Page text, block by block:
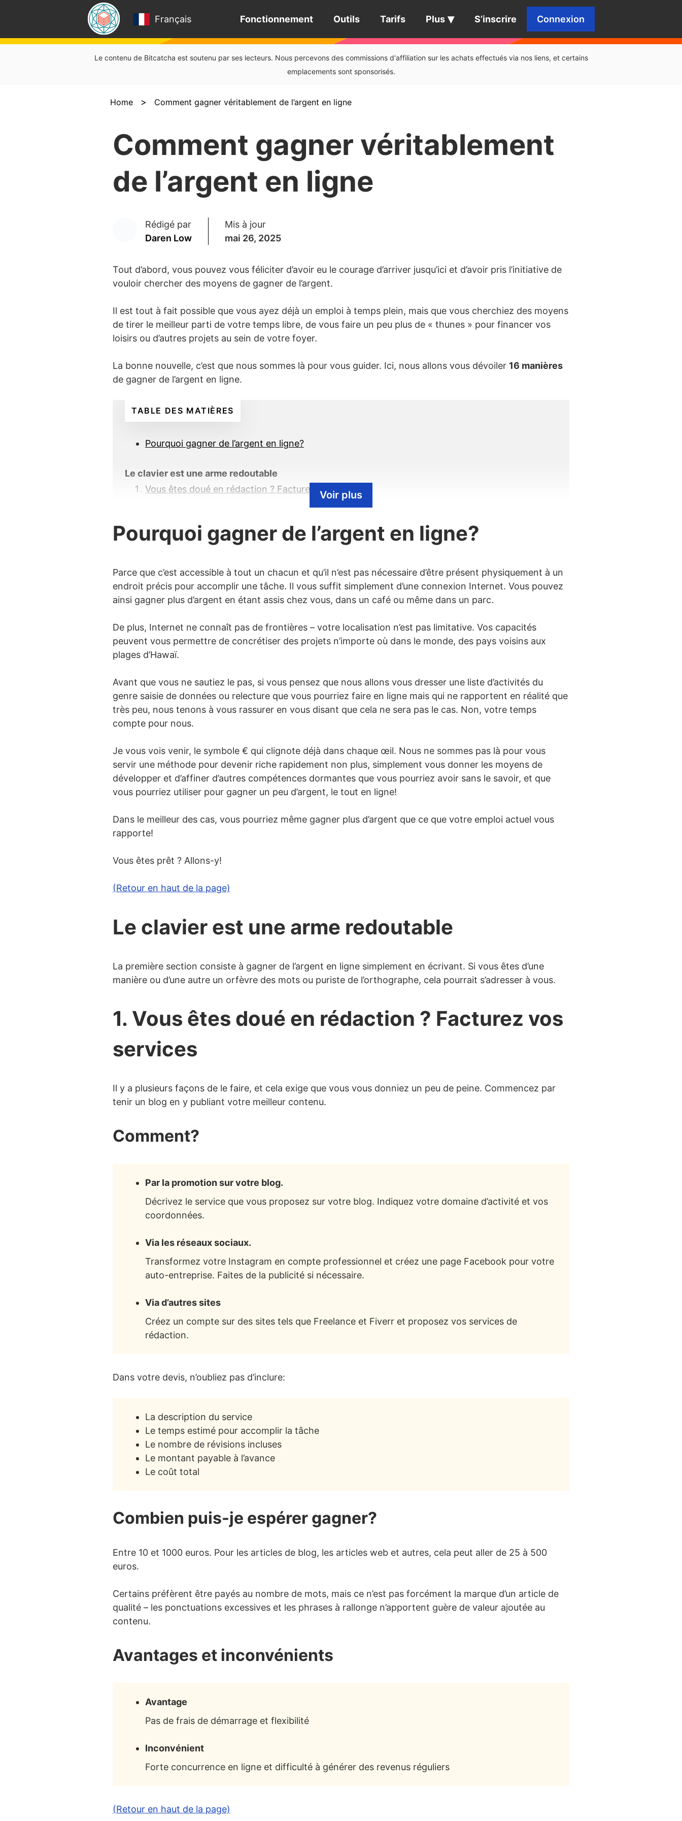
Français Fonctionnement Outils Tarifs Plus S’inscrire Connexion
Le contenu de Bitcatcha est soutenu par ses lecteurs. Nous percevons des commissions d'affiliation sur les achats effectués via nos liens, et certains
emplacements sont sponsorisés.
Home > Comment gagner véritablement de l’argent en ligne
Comment gagner véritablement
de l’argent en ligne
Rédigé par
Daren Low
Mis à jour
mai 26, 2025
Tout d’abord, vous pouvez vous féliciter d’avoir eu le courage d’arriver jusqu’ici et d’avoir pris l’initiative de
vouloir chercher des moyens de gagner de l’argent.
Il est tout à fait possible que vous ayez déjà un emploi à temps plein, mais que vous cherchiez des moyens
de tirer le meilleur parti de votre temps libre, de vous faire un peu plus de « thunes » pour financer vos
loisirs ou d’autres projets au sein de votre foyer.
La bonne nouvelle, c’est que nous sommes là pour vous guider. Ici, nous allons vous dévoiler 16 manières
de gagner de l’argent en ligne.
TABLE DES MATIÈRES
Pourquoi gagner de l’argent en ligne?
Le clavier est une arme redoutable
Vous êtes doué en rédaction ? Facturez vos services
Mettre vos connaissances juridiques à votre profit
Démarrer un programme de tutorat en ligne
Créer des cours en ligne
Créer de l’art numérique – Devenir graphiste/designer
Vendre son savoir-faire
Créer des banques de photos
Créer des banques de vidéos
Commencer à YouTuber
Créer un podcast de niche
Vendre des services de gestion des réseaux sociaux
Créer des vidéos pour les réseaux sociaux
En résumé
Voir plus
Pourquoi gagner de l’argent en ligne?
Parce que c’est accessible à tout un chacun et qu’il n’est pas nécessaire d’être présent physiquement à un
endroit précis pour accomplir une tâche. Il vous suffit simplement d’une connexion Internet. Vous pouvez
ainsi gagner plus d’argent en étant assis chez vous, dans un café ou même dans un parc.
De plus, Internet ne connaît pas de frontières – votre localisation n’est pas limitative. Vos capacités
peuvent vous permettre de concrétiser des projets n’importe où dans le monde, des pays voisins aux
plages d’Hawaï.
Avant que vous ne sautiez le pas, si vous pensez que nous allons vous dresser une liste d’activités du
genre saisie de données ou relecture que vous pourriez faire en ligne mais qui ne rapportent en réalité que
très peu, nous tenons à vous rassurer en vous disant que cela ne sera pas le cas. Non, votre temps
compte pour nous.
Je vous vois venir, le symbole € qui clignote déjà dans chaque œil. Nous ne sommes pas là pour vous
servir une méthode pour devenir riche rapidement non plus, simplement vous donner les moyens de
développer et d’affiner d’autres compétences dormantes que vous pourriez avoir sans le savoir, et que
vous pourriez utiliser pour gagner un peu d’argent, le tout en ligne!
Dans le meilleur des cas, vous pourriez même gagner plus d’argent que ce que votre emploi actuel vous
rapporte!
Vous êtes prêt ? Allons-y!
(Retour en haut de la page)
Le clavier est une arme redoutable
La première section consiste à gagner de l’argent en ligne simplement en écrivant. Si vous êtes d’une
manière ou d’une autre un orfèvre des mots ou puriste de l’orthographe, cela pourrait s’adresser à vous.
1. Vous êtes doué en rédaction ? Facturez vos
services
Il y a plusieurs façons de le faire, et cela exige que vous vous donniez un peu de peine. Commencez par
tenir un blog en y publiant votre meilleur contenu.
Comment?
Par la promotion sur votre blog.
Décrivez le service que vous proposez sur votre blog. Indiquez votre domaine d’activité et vos
coordonnées.
Via les réseaux sociaux.
Transformez votre Instagram en compte professionnel et créez une page Facebook pour votre
auto-entreprise. Faites de la publicité si nécessaire.
Via d’autres sites
Créez un compte sur des sites tels que Freelance et Fiverr et proposez vos services de
rédaction.
Dans votre devis, n’oubliez pas d’inclure:
La description du service
Le temps estimé pour accomplir la tâche
Le nombre de révisions incluses
Le montant payable à l’avance
Le coût total
Combien puis-je espérer gagner?
Entre 10 et 1000 euros. Pour les articles de blog, les articles web et autres, cela peut aller de 25 à 500
euros.
Certains préfèrent être payés au nombre de mots, mais ce n’est pas forcément la marque d’un article de
qualité – les ponctuations excessives et les phrases à rallonge n’apportent guère de valeur ajoutée au
contenu.
Avantages et inconvénients
Avantage
Pas de frais de démarrage et flexibilité
Inconvénient
Forte concurrence en ligne et difficulté à générer des revenus réguliers
(Retour en haut de la page)